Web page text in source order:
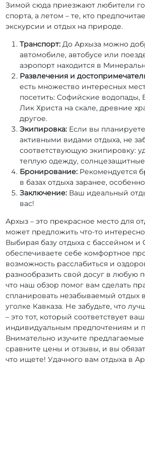
Зимой сюда приезжают любители
спорта, а летом – те, кто
экскурсии и отдых на природе.
Транспорт: До Архыза можно
автомобиле, автобусе или
аэропорт находится в
Развлечения и
есть множество интересных
посетить: Софийские водопады,
Лик Христа на скале, древние
другое.
Экипировка: Если вы
активными видами отдыха, не
соответствующую экипировку:
теплую одежду,
Бронирование: Рекомендуется
в базах отдыха заранее,
Заключение: Ваш идеальный
вас!
Архыз – это прекрасное место для
может предложить что-то
Выбирая базу отдыха с бассейном и
обеспечиваете себе комфортное
возможность расслабиться и
разнообразить свой досуг в любую
что наш обзор помог вам сделать
спланировать незабываемый отдых
уголке Кавказа. Не забудьте, что
– это тот, который соответствует
индивидуальным предпочтениям и
Внимательно изучите
сравните цены и отзывы, и вы
что ищете! Удачного вам отдыха в